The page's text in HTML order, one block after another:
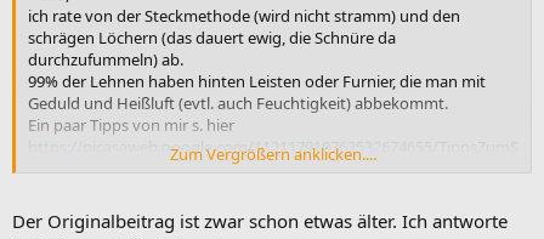
ich rate von der Steckmethode (wird nicht stramm) und den
schrägen Löchern (das dauert ewig, die Schnüre da
durchzufummeln) ab.
99% der Lehnen haben hinten Leisten oder Furnier, die man mit
Geduld und Heißluft (evtl. auch Feuchtigkeit) abbekommt.
Ein paar Tipps von mir s. hier
https://picasaweb.google.com/112117918762532674655/TippsZumS
tuhlflechten?authuser=0&feat=directlink
Und immer schön Ehrgeizig bleiben. Aufgeben ist nur was für
Zum Vergrößern anklicken....
Der Originalbeitrag ist zwar schon etwas älter. Ich antworte